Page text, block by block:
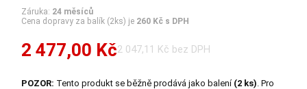
Záruka: 24 měsíců
Cena dopravy za balík (2ks) je 260 Kč s DPH
2 477,00 Kč2 047,11 Kč bez DPH
POZOR: Tento produkt se běžně prodává jako balení (2 ks) . Pro